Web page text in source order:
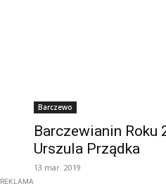
Barczewo
Barczewianin Roku
Urszula Prządka
13 mar. 2019
REKLAMA